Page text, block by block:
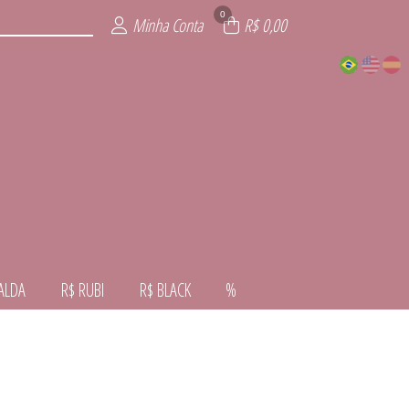
Minha Conta 0 R$ 0,00
R$ RUBI R$ BLACK %